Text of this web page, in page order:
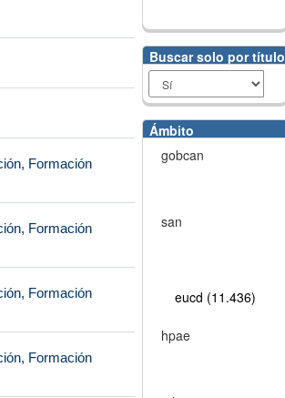
Formación
Formación
Formación
Formación
Buscar solo por título
Ámbito
gobcan
san
eucd (11.436)
hpae